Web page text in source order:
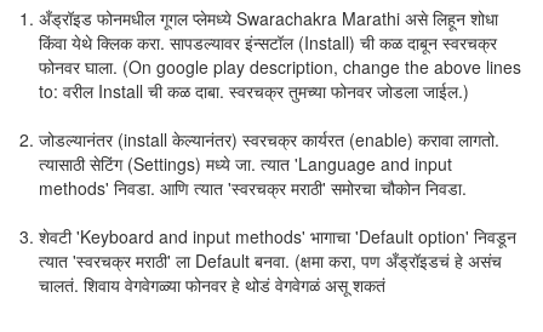
अँड्रॉइड फोनमधील गूगल प्लेमध्ये Swarachakra Marathi असे लिहून शोधा
किंवा येथे क्लिक करा. सापडल्यावर इंन्सटॉल (Install) ची कळ दाबून स्वरचक्र
फोनवर घाला. (On google play description, change the above lines
to: वरील Install ची कळ दाबा. स्वरचक्र तुमच्या फोनवर जोडला जाईल.)
जोडल्यानंतर (install केल्यानंतर) स्वरचक्र कार्यरत (enable) करावा लागतो.
त्यासाठी सेटिंग (Settings) मध्ये जा. त्यात 'Language and input
methods' निवडा. आणि त्यात 'स्वरचक्र मराठी' समोरचा चौकोन निवडा.
शेवटी 'Keyboard and input methods' भागाचा 'Default option' निवडून
त्यात 'स्वरचक्र मराठी' ला Default बनवा. (क्षमा करा, पण अँड्रॉइडचं हे असंच
चालतं. शिवाय वेगवेगळ्या फोनवर हे थोडं वेगवेगळं असू शकतं